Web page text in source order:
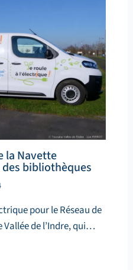
la Navette
bibliothèques
pour le Réseau de
de l’Indre, qui…